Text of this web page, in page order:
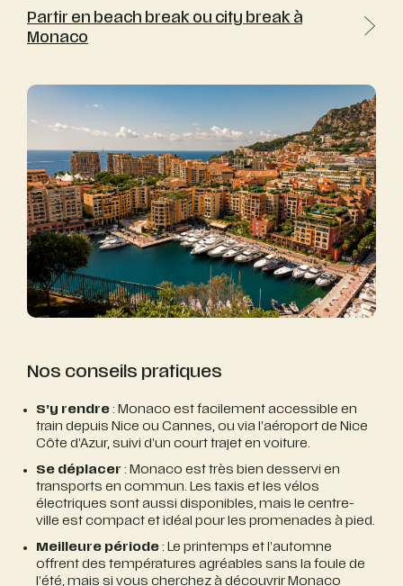
Partir en beach break ou city break à
Monaco
Nos conseils pratiques
S’y rendre : Monaco est facilement accessible en
train depuis Nice ou Cannes, ou via l’aéroport de Nice
Côte d’Azur, suivi d’un court trajet en voiture.
Se déplacer : Monaco est très bien desservi en
transports en commun. Les taxis et les vélos
électriques sont aussi disponibles, mais le centre-
ville est compact et idéal pour les promenades à pied.
Meilleure période : Le printemps et l’automne
offrent des températures agréables sans la foule de
l’été, mais si vous cherchez à découvrir Monaco